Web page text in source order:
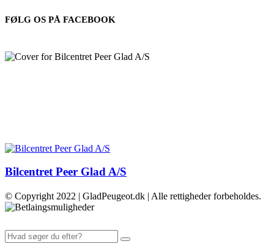
FØLG OS PÅ FACEBOOK
Bilcentret Peer Glad A/S
© Copyright 2022 | GladPeugeot.dk | Alle rettigheder forbeholdes.